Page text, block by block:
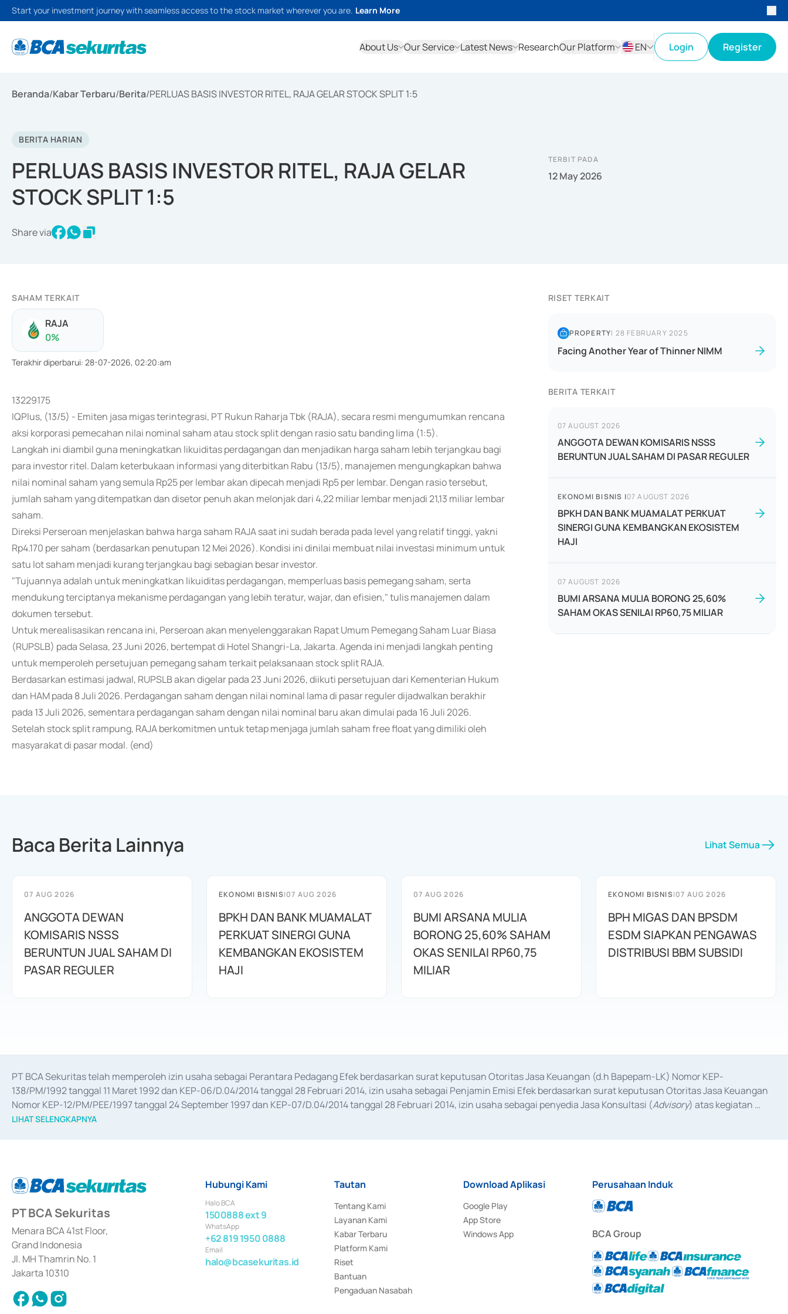
Start your investment journey with seamless access to the stock market wherever you are. Learn More
About Us Our Service Latest News ResearchOur Platform
EN
Login Register
Beranda/Kabar Terbaru/Berita/PERLUAS BASIS INVESTOR RITEL, RAJA GELAR STOCK SPLIT 1:5
BERITA HARIAN
PERLUAS BASIS INVESTOR RITEL, RAJA GELAR
STOCK SPLIT 1:5
Share via
TERBIT PADA
12 May 2026
SAHAM TERKAIT
RAJA
0%
Terakhir diperbarui: 28-07-2026, 02:20:am
13229175
IQPlus, (13/5) - Emiten jasa migas terintegrasi, PT Rukun Raharja Tbk (RAJA), secara resmi mengumumkan rencana
aksi korporasi pemecahan nilai nominal saham atau stock split dengan rasio satu banding lima (1:5).
Langkah ini diambil guna meningkatkan likuiditas perdagangan dan menjadikan harga saham lebih terjangkau bagi
para investor ritel. Dalam keterbukaan informasi yang diterbitkan Rabu (13/5), manajemen mengungkapkan bahwa
nilai nominal saham yang semula Rp25 per lembar akan dipecah menjadi Rp5 per lembar. Dengan rasio tersebut,
jumlah saham yang ditempatkan dan disetor penuh akan melonjak dari 4,22 miliar lembar menjadi 21,13 miliar lembar
saham.
Direksi Perseroan menjelaskan bahwa harga saham RAJA saat ini sudah berada pada level yang relatif tinggi, yakni
Rp4.170 per saham (berdasarkan penutupan 12 Mei 2026). Kondisi ini dinilai membuat nilai investasi minimum untuk
satu lot saham menjadi kurang terjangkau bagi sebagian besar investor.
"Tujuannya adalah untuk meningkatkan likuiditas perdagangan, memperluas basis pemegang saham, serta
mendukung terciptanya mekanisme perdagangan yang lebih teratur, wajar, dan efisien," tulis manajemen dalam
dokumen tersebut.
Untuk merealisasikan rencana ini, Perseroan akan menyelenggarakan Rapat Umum Pemegang Saham Luar Biasa
(RUPSLB) pada Selasa, 23 Juni 2026, bertempat di Hotel Shangri-La, Jakarta. Agenda ini menjadi langkah penting
untuk memperoleh persetujuan pemegang saham terkait pelaksanaan stock split RAJA.
Berdasarkan estimasi jadwal, RUPSLB akan digelar pada 23 Juni 2026, diikuti persetujuan dari Kementerian Hukum
dan HAM pada 8 Juli 2026. Perdagangan saham dengan nilai nominal lama di pasar reguler dijadwalkan berakhir
pada 13 Juli 2026, sementara perdagangan saham dengan nilai nominal baru akan dimulai pada 16 Juli 2026.
Setelah stock split rampung, RAJA berkomitmen untuk tetap menjaga jumlah saham free float yang dimiliki oleh
masyarakat di pasar modal. (end)
RISET TERKAIT
PROPERTY| 28 FEBRUARY 2025
Facing Another Year of Thinner NIMM
BERITA TERKAIT
07 AUGUST 2026
ANGGOTA DEWAN KOMISARIS NSSS
BERUNTUN JUAL SAHAM DI PASAR REGULER
EKONOMI BISNIS |07 AUGUST 2026
BPKH DAN BANK MUAMALAT PERKUAT
SINERGI GUNA KEMBANGKAN EKOSISTEM
HAJI
07 AUGUST 2026
BUMI ARSANA MULIA BORONG 25,60%
SAHAM OKAS SENILAI RP60,75 MILIAR
Baca Berita Lainnya Lihat Semua
07 AUG 2026
ANGGOTA DEWAN
KOMISARIS NSSS
BERUNTUN JUAL SAHAM DI
PASAR REGULER
EKONOMI BISNIS|07 AUG 2026
BPKH DAN BANK MUAMALAT
PERKUAT SINERGI GUNA
KEMBANGKAN EKOSISTEM
HAJI
07 AUG 2026
BUMI ARSANA MULIA
BORONG 25,60% SAHAM
OKAS SENILAI RP60,75
MILIAR
EKONOMI BISNIS|07 AUG 2026
BPH MIGAS DAN BPSDM
ESDM SIAPKAN PENGAWAS
DISTRIBUSI BBM SUBSIDI
PT BCA Sekuritas telah memperoleh izin usaha sebagai Perantara Pedagang Efek berdasarkan surat keputusan Otoritas Jasa Keuangan (d.h Bapepam-LK) Nomor KEP-
138/PM/1992 tanggal 11 Maret 1992 dan KEP-06/D.04/2014 tanggal 28 Februari 2014, izin usaha sebagai Penjamin Emisi Efek berdasarkan surat keputusan Otoritas Jasa Keuangan
Nomor KEP-12/PM/PEE/1997 tanggal 24 September 1997 dan KEP-07/D.04/2014 tanggal 28 Februari 2014, izin usaha sebagai penyedia Jasa Konsultasi (Advisory) atas kegiatan
merger, akuisisi, divestasi, dan
LIHAT SELENGKAPNYA
PT BCA Sekuritas
Menara BCA 41st Floor,
Grand Indonesia
Jl. MH Thamrin No. 1
Jakarta 10310
Hubungi Kami
Halo BCA
1500888 ext 9
WhatsApp
+62 819 1950 0888
Email
halo@bcasekuritas.id
Tautan
Tentang Kami
Layanan Kami
Kabar Terbaru
Platform Kami
Riset
Bantuan
Pengaduan Nasabah
Download Aplikasi
Google Play
App Store
Windows App
Perusahaan Induk
BCA Group